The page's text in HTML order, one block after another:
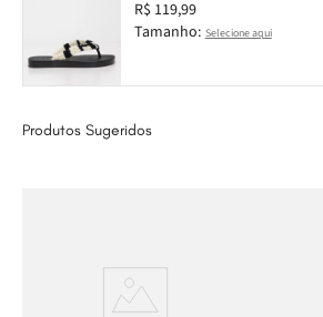
Crochê Preto/White PJ7766 35
R$ 119,99
Tamanho: Selecione aqui
Produtos Sugeridos